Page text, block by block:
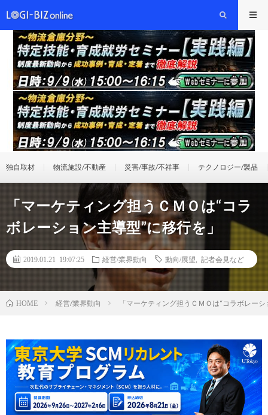
独自取材 物流施設/不動産 災害/事故/不祥事 テクノロジー/製品
「マーケティング担うＣＭＯは“コラ
ボレーション主導型”に移行を」
2019.01.21 19:07:25 経営/業界動向 動向/展望 記者会見など
HOME 経営/業界動向 「マーケティング担うＣＭＯは“コラボレー